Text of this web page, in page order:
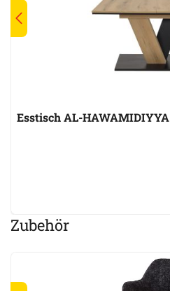
Esstisch AL-HAWAMIDIYYA
Zubehör